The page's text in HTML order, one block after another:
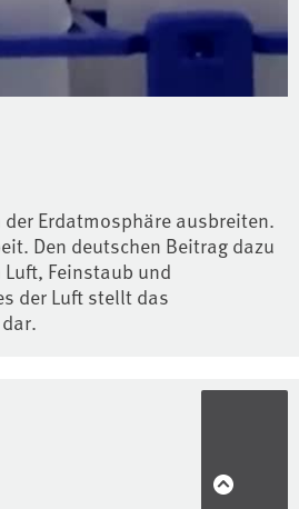
Erdatmosphäre ausbreiten.
Den deutschen Beitrag dazu
Feinstaub und
der Luft stellt das